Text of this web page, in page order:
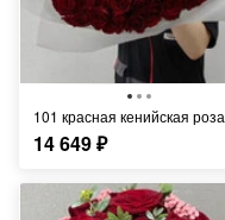
101 красная кенийская роза 40см
14 649₽